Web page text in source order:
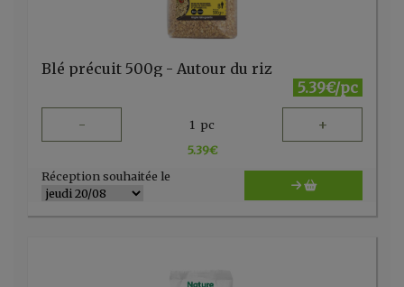
Blé précuit 500g - Autour du riz
5.39€/pc
- 1 pc +
5.39€
Réception souhaitée le